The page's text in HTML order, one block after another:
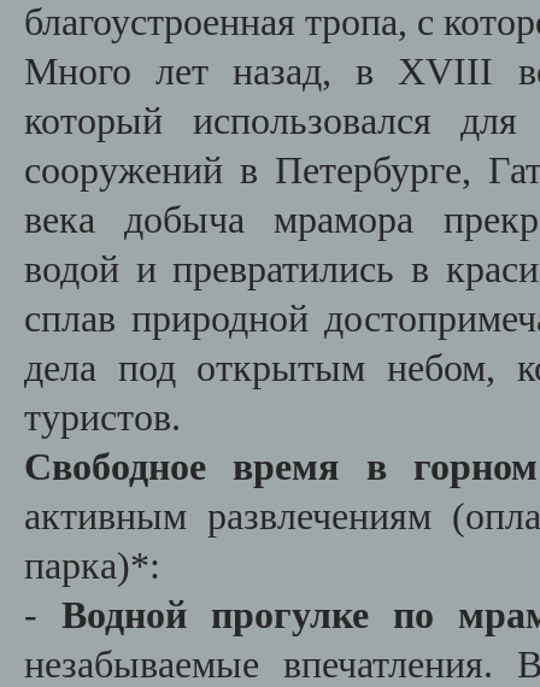
благоустроенная тропа, с
Много лет назад, в XVIII
который использовался
сооружений в Петербурге,
века добыча мрамора
водой и превратились в
сплав природной
дела под открытым небом,
туристов.
Свободное время в
активным развлечениям
парка)*:
- Водной прогулке по
незабываемые